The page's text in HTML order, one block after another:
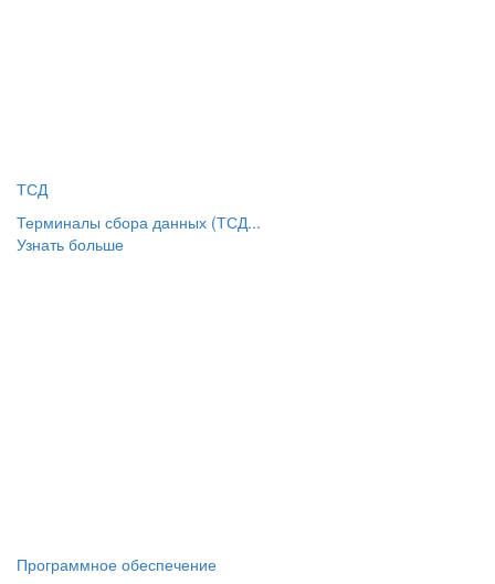
ТСД
Терминалы сбора данных (ТСД...
Узнать больше
Программное обеспечение